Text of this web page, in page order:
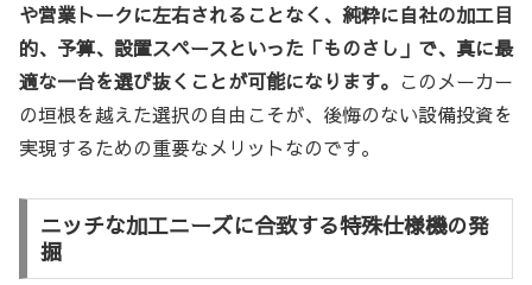
や営業トークに左右されることなく、純粋に自社の加工目
的、予算、設置スペースといった「ものさし」で、真に最
適な一台を選び抜くことが可能になります。 このメーカー
の垣根を越えた選択の自由こそが、後悔のない設備投資を
実現するための重要なメリットなのです。
ニッチな加工ニーズに合致する特殊仕様機の発
掘